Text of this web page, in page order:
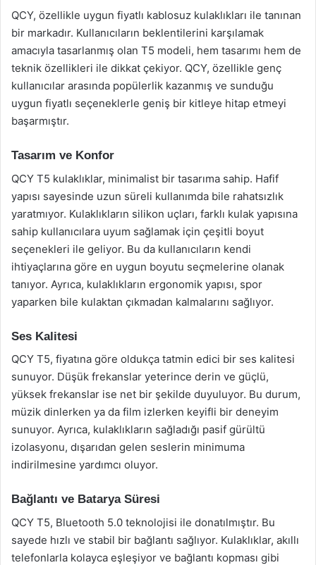
QCY, özellikle uygun fiyatlı kablosuz kulaklıkları ile tanınan
bir markadır. Kullanıcıların beklentilerini karşılamak
amacıyla tasarlanmış olan T5 modeli, hem tasarımı hem de
teknik özellikleri ile dikkat çekiyor. QCY, özellikle genç
kullanıcılar arasında popülerlik kazanmış ve sunduğu
uygun fiyatlı seçeneklerle geniş bir kitleye hitap etmeyi
başarmıştır.
Tasarım ve Konfor
QCY T5 kulaklıklar, minimalist bir tasarıma sahip. Hafif
yapısı sayesinde uzun süreli kullanımda bile rahatsızlık
yaratmıyor. Kulaklıkların silikon uçları, farklı kulak yapısına
sahip kullanıcılara uyum sağlamak için çeşitli boyut
seçenekleri ile geliyor. Bu da kullanıcıların kendi
ihtiyaçlarına göre en uygun boyutu seçmelerine olanak
tanıyor. Ayrıca, kulaklıkların ergonomik yapısı, spor
yaparken bile kulaktan çıkmadan kalmalarını sağlıyor.
Ses Kalitesi
QCY T5, fiyatına göre oldukça tatmin edici bir ses kalitesi
sunuyor. Düşük frekanslar yeterince derin ve güçlü,
yüksek frekanslar ise net bir şekilde duyuluyor. Bu durum,
müzik dinlerken ya da film izlerken keyifli bir deneyim
sunuyor. Ayrıca, kulaklıkların sağladığı pasif gürültü
izolasyonu, dışarıdan gelen seslerin minimuma
indirilmesine yardımcı oluyor.
Bağlantı ve Batarya Süresi
QCY T5, Bluetooth 5.0 teknolojisi ile donatılmıştır. Bu
sayede hızlı ve stabil bir bağlantı sağlıyor. Kulaklıklar, akıllı
telefonlarla kolayca eşleşiyor ve bağlantı kopması gibi